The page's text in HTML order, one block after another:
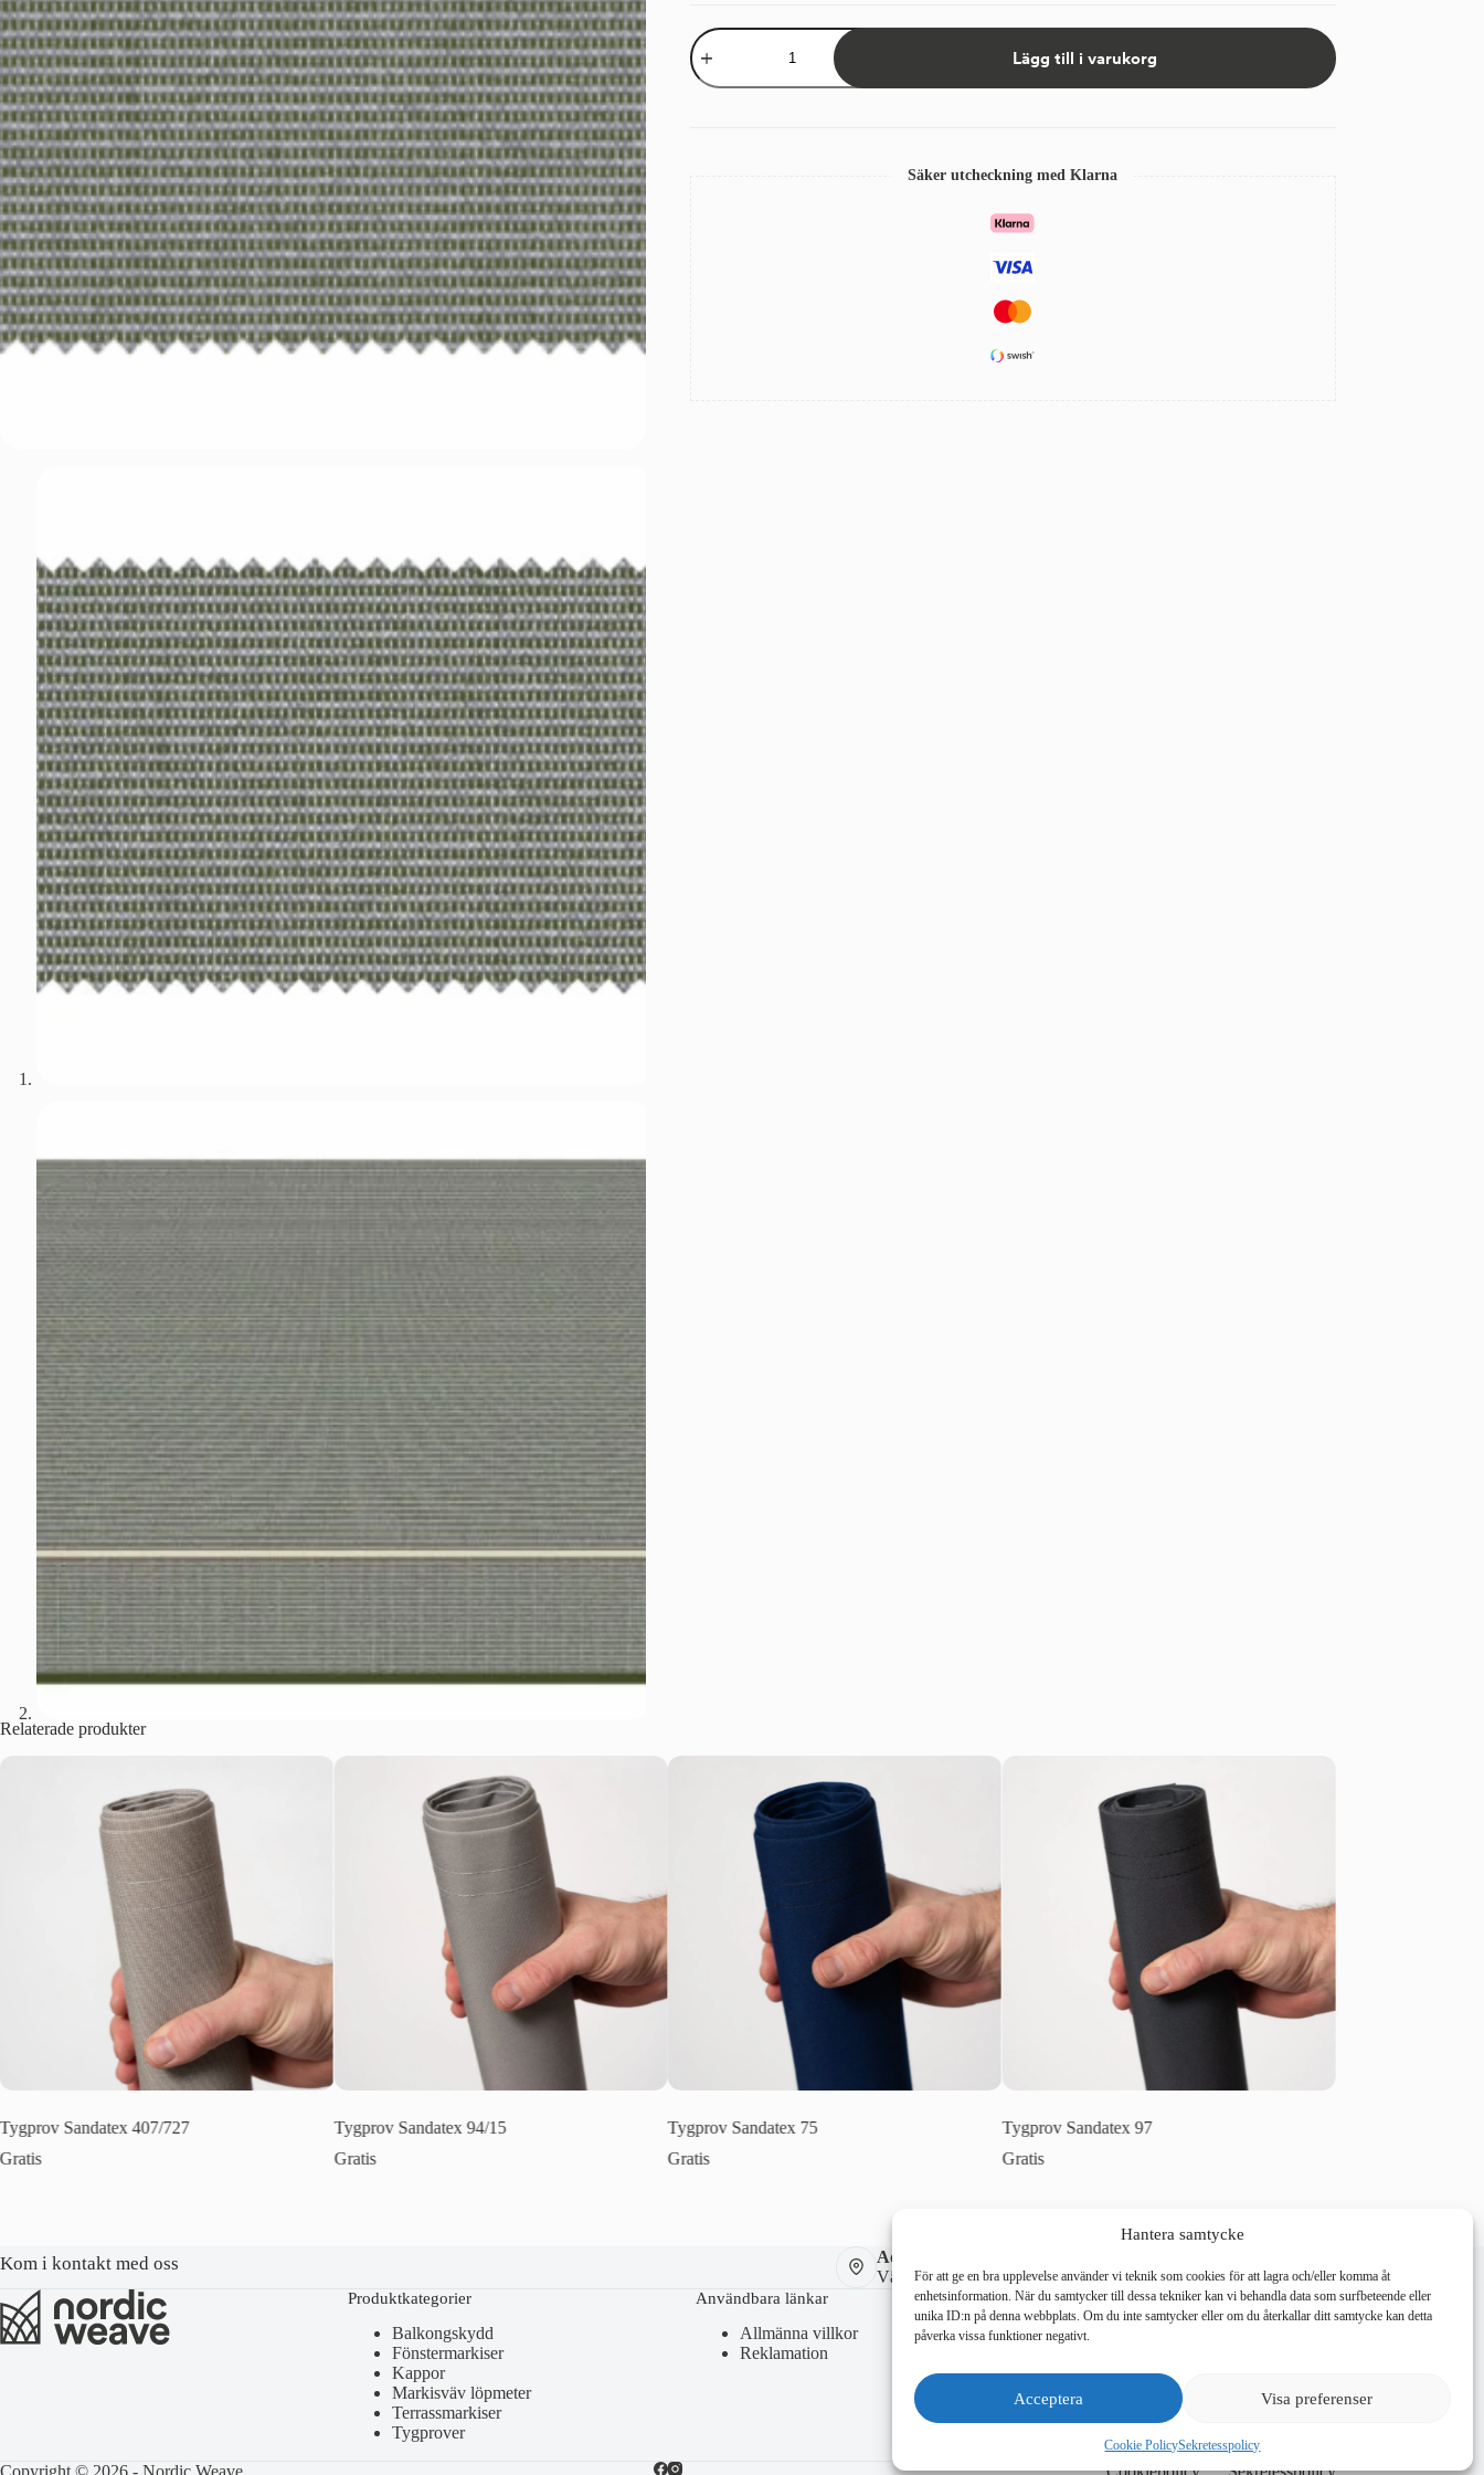
Hantera samtycke
För att ge en bra upplevelse använder vi teknik som cookies för att lagra och/eller komma åt
enhetsinformation. När du samtycker till dessa tekniker kan vi behandla data som surfbeteende eller
unika ID:n på denna webbplats. Om du inte samtycker eller om du återkallar ditt samtycke kan detta
påverka vissa funktioner negativt.
Acceptera Visa preferenser
Cookie PolicySekretesspolicy
Tygprov
Sandatex
407/78
Grön/Grå
Lägg till i varukorg
Säker utcheckning med Klarna
Relaterade produkter
Tygprov Sandatex 407/727
Gratis
Tygprov Sandatex 94/15
Gratis
Tygprov Sandatex 75
Gratis
Tygprov Sandatex 97
Gratis
Kom i kontakt med oss
Adress:
Västberga Allé 26, 126 30 Hägersten
hello@nordicweave.se
Produktkategorier
Balkongskydd
Fönstermarkiser
Kappor
Markisväv löpmeter
Terrassmarkiser
Tygprover
Användbara länkar
Allmänna villkor
Reklamation
Copyright © 2026 - Nordic Weave Cookiepolicy Sekretesspolicy